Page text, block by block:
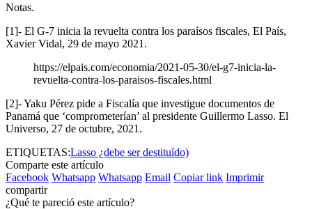
Notas.
[1]- El G-7 inicia la revuelta contra los paraísos fiscales, El País,
Xavier Vidal, 29 de mayo 2021.
https://elpais.com/economia/2021-05-30/el-g7-inicia-la-
revuelta-contra-los-paraisos-fiscales.html
[2]- Yaku Pérez pide a Fiscalía que investigue documentos de
Panamá que ‘comprometerían’ al presidente Guillermo Lasso. El
Universo, 27 de octubre, 2021.
ETIQUETAS:Lasso ¿debe ser destituído)
Comparte este artículo
Facebook Whatsapp Whatsapp Email Copiar link Imprimir
compartir
¿Qué te pareció este artículo?